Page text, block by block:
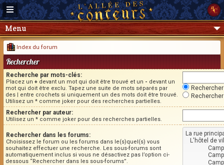
Menu
Index du forum
Rechercher
Recherche par mots-clés:
Placez un + devant un mot qui doit être trouvé et un - devant un
mot qui doit être exclu. Tapez une suite de mots séparés par
des | entre crochets si uniquement un des mots doit être trouvé.
Utilisez un * comme joker pour des recherches partielles.
Rechercher par auteur:
Utilisez un * comme joker pour des recherches partielles.
Rechercher dans les forums:
Choisissez le forum ou les forums dans le(s)quel(s) vous
souhaitez effectuer une recherche. Les sous-forums sont
automatiquement inclus si vous ne désactivez pas l’option ci-
dessous “Rechercher dans les sous-forums”.